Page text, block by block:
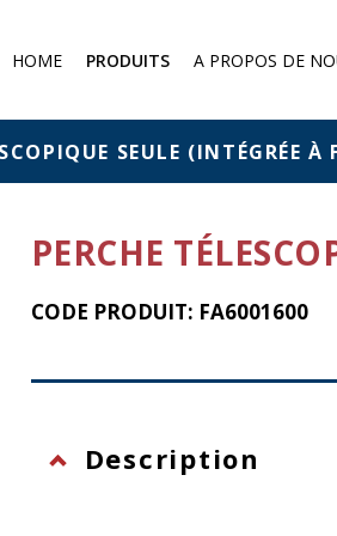
HOME PRODUITS
Protection contre les
Protection against
Eye protection
A PROPOS DE
SEULE (INTÉGRÉE
PERCHE
CODE PRODUIT: FA6001600
Description